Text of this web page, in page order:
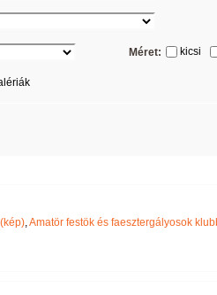
Méret: kicsi
(kép),Amatör festök és faesztergályosok